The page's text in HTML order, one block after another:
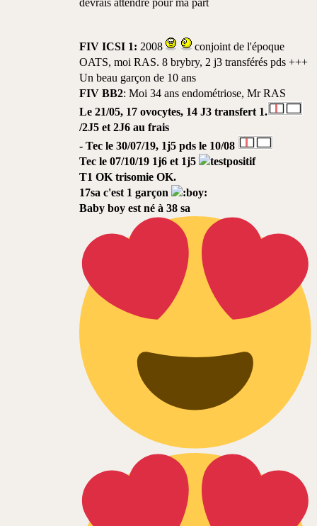
devrais attendre pour ma part
FIV ICSI 1: 2008
conjoint de l'époque
OATS, moi RAS. 8 brybry, 2 j3 transférés pds +++
Un beau garçon de 10 ans
FIV BB2: Moi 34 ans endométriose, Mr RAS
Le 21/05, 17 ovocytes, 14 J3 transfert 1.
/2J5 et 2J6 au frais
- Tec le 30/07/19, 1j5 pds le 10/08
Tec le 07/10/191j6 et 1j5
T1 OK trisomie OK.
17sa c'est 1 garçon
Baby boy est né à 38 sa